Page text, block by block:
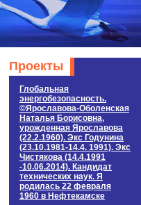
Проекты
Глобальная
энергобезопасность.
©Ярославова-Оболенская
Наталья Борисовна,
урожденная Ярославова
(22.2.1960). Экс Годунина
(23.10.1981-14.4. 1991). Экс
Чистякова (14.4.1991
-10.06.2014). Кандидат
технических наук. Я
родилась 22 февраля
1960 в Нефтекамске